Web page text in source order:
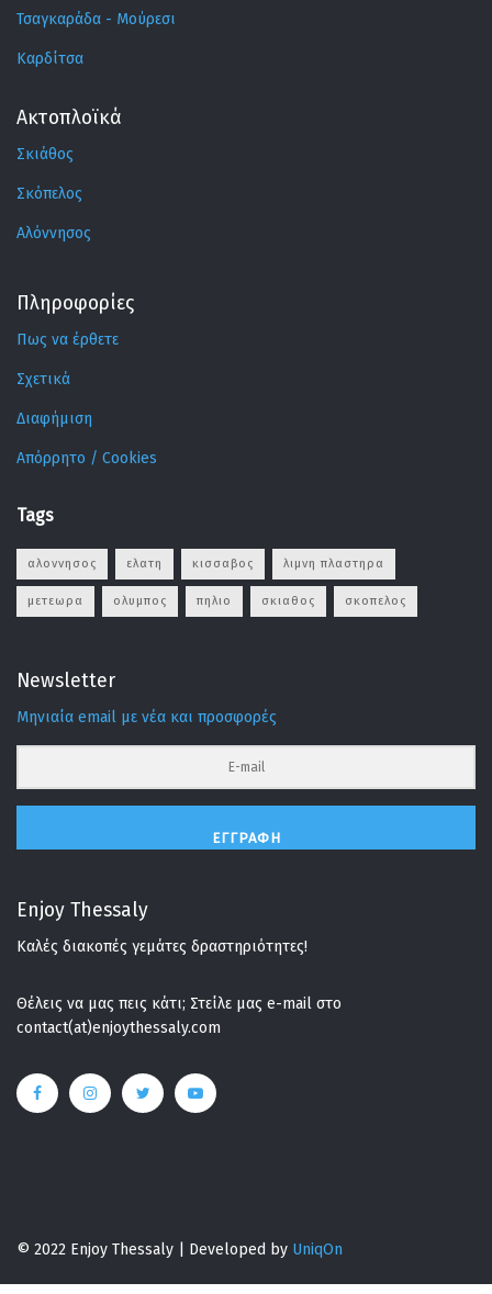
Τσαγκαράδα - Μούρεσι
Καρδίτσα
Ακτοπλοϊκά
Σκιάθος
Σκόπελος
Αλόννησος
Πληροφορίες
Πως να έρθετε
Σχετικά
Διαφήμιση
Απόρρητο / Cookies
Tags
αλοννησος ελατη κισσαβος λιμνη πλαστηρα
μετεωρα ολυμπος πηλιο σκιαθος σκοπελος
Newsletter
Μηνιαία email με νέα και προσφορές
ΕΓΓΡΑΦΉ
Enjoy Thessaly
Καλές διακοπές γεμάτες δραστηριότητες!
Θέλεις να μας πεις κάτι; Στείλε μας e-mail στο
contact(at)enjoythessaly.com
© 2022 Enjoy Thessaly | Developed by UniqOn